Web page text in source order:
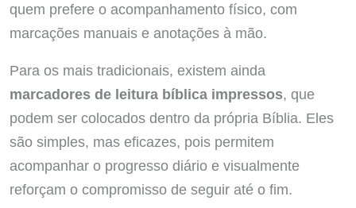
quem prefere o acompanhamento físico, com
marcações manuais e anotações à mão.
Para os mais tradicionais, existem ainda
marcadores de leitura bíblica impressos, que
podem ser colocados dentro da própria Bíblia. Eles
são simples, mas eficazes, pois permitem
acompanhar o progresso diário e visualmente
reforçam o compromisso de seguir até o fim.